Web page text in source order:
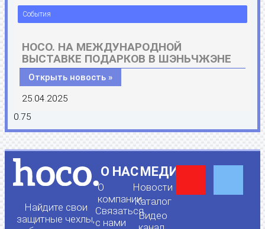
События
HOCO. НА МЕЖДУНАРОДНОЙ
ВЫСТАВКЕ ПОДАРКОВ В ШЭНЬЧЖЭНЕ
Открыть новость »
25.04.2025
Найдите свои
защитные чехлы,
О НАС
О
компании
Связаться
с нами
МЕДИА
Новости
Каталог
Видео